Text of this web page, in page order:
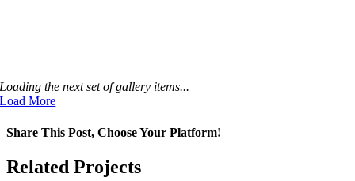
Loading the next set of gallery items...
Load More
Share This Post, Choose Your Platform!
Facebook
Twitter
LinkedIn
Tumblr
Pinterest
Related Projects